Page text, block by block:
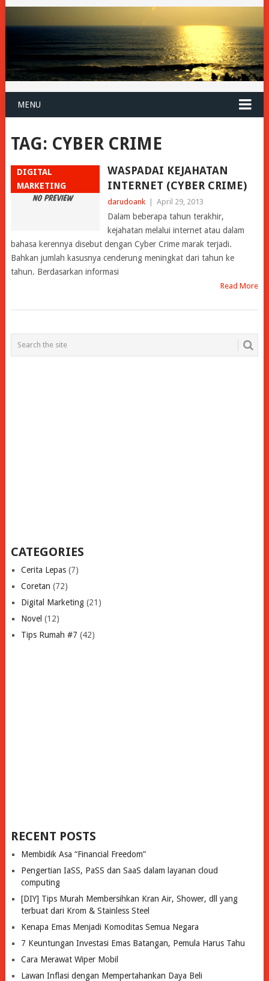
MENU
TAG: CYBER CRIME
DIGITAL
MARKETING
WASPADAI KEJAHATAN
INTERNET (CYBER CRIME)
darudoank April 29, 2013
Dalam beberapa tahun terakhir,
kejahatan melalui internet atau dalam
bahasa kerennya disebut dengan Cyber Crime marak terjadi.
Bahkan jumlah kasusnya cenderung meningkat dari tahun ke
tahun. Berdasarkan informasi
Read More
POSTS
NAVIGATION
CATEGORIES
Cerita Lepas(7)
Coretan (72)
Digital Marketing(21)
Novel (12)
Tips Rumah #7 (42)
RECENT POSTS
Membidik Asa “Financial Freedom”
Pengertian IaSS, PaSS dan SaaS dalam layanan cloud
computing
[DIY] Tips Murah Membersihkan Kran Air, Shower, dll yang
terbuat dari Krom & Stainless Steel
Kenapa Emas Menjadi Komoditas Semua Negara
7 Keuntungan Investasi Emas Batangan, Pemula Harus Tahu
Cara Merawat Wiper Mobil
Lawan Inflasi dengan Mempertahankan Daya Beli